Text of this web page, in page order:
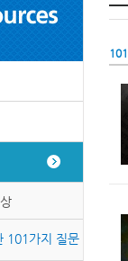
101가지 질문
101